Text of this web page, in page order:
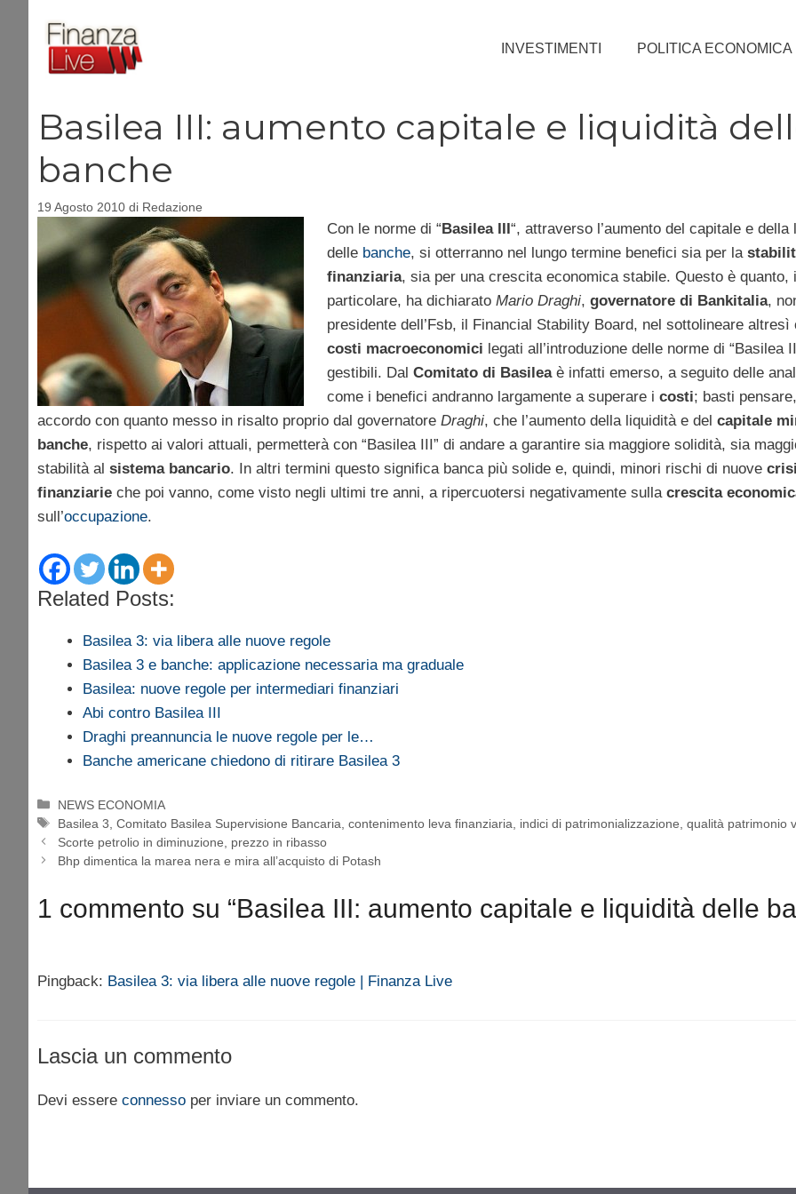
contenuto
INVESTIMENTI POLITICA ECONOMICA
Basilea III: aumento capitale e liquidità
banche
19 Agosto 2010 di Redazione
Con le norme di “Basilea III“, attraverso l’aumento del capitale e della
delle banche, si otterranno nel lungo termine benefici sia per la
finanziaria, sia per una crescita economica stabile. Questo è quanto,
particolare, ha dichiarato Mario Draghi, governatore di Bankitalia,
presidente dell’Fsb, il Financial Stability Board, nel sottolineare altresì
costi macroeconomici legati all’introduzione delle norme di “Basilea
gestibili. Dal Comitato di Basileaè infatti emerso, a seguito delle
come i benefici andranno largamente a superare i costi; basti
accordo con quanto messo in risalto proprio dal governatore Draghi, che l’aumento della liquidità e del capitale
banche, rispetto ai valori attuali, permetterà con “Basilea III” di andare a garantire sia maggiore solidità, sia
stabilità al sistema bancario. In altri termini questo significa banca più solide e, quindi, minori rischi di nuove crisi
finanziarie che poi vanno, come visto negli ultimi tre anni, a ripercuotersi negativamente sulla crescita
sull’occupazione.
Related Posts:
Basilea 3: via libera alle nuove regole
Basilea 3 e banche: applicazione necessaria ma graduale
Basilea: nuove regole per intermediari finanziari
Abi contro Basilea III
Draghi preannuncia le nuove regole per le…
Banche americane chiedono di ritirare Basilea 3
Categorie
NEWS ECONOMIA
Tag
Basilea 3 ,Comitato Basilea Supervisione Bancaria ,contenimento leva finanziaria indici di patrimonializzazione ,qualità patrimonio
Scorte petrolio in diminuzione, prezzo in ribasso
Bhp dimentica la marea nera e mira all’acquisto di Potash
1 commento su “Basilea III: aumento capitale e liquidità delle
Pingback: Basilea 3: via libera alle nuove regole | Finanza Live
Lascia un commento
Devi essere connesso per inviare un commento.